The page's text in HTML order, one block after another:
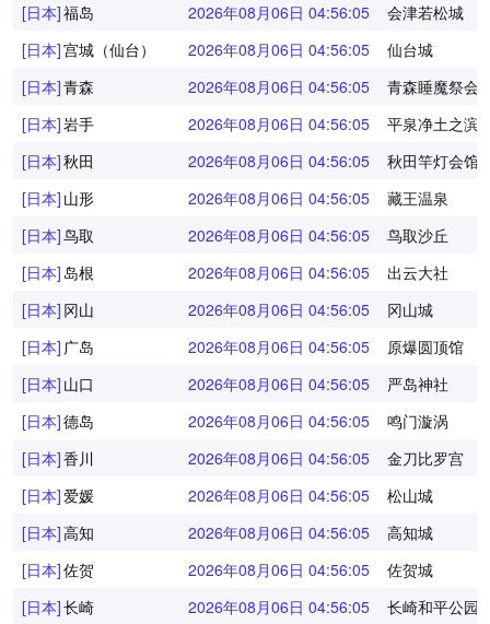
[日本]福岛 2026年08月06日 04:56:05
会津若松城
[日本]宫城（仙台） 2026年08月06日 04:56:05
仙台城
[日本]青森 2026年08月06日 04:56:05
青森睡魔祭会
[日本]岩手 2026年08月06日 04:56:05
平泉净土之滨
[日本]秋田 2026年08月06日 04:56:05
秋田竿灯会馆
[日本] 山形 2026年08月06日 04:56:05
藏王温泉
[日本]鸟取 2026年08月06日 04:56:05
鸟取沙丘
[日本] 岛根 2026年08月06日 04:56:05
出云大社
[日本] 冈山 2026年08月06日 04:56:05
冈山城
[日本] 广岛 2026年08月06日 04:56:05
原爆圆顶馆
[日本] 山口 2026年08月06日 04:56:05
严岛神社
[日本]德岛 2026年08月06日 04:56:05
鸣门漩涡
[日本]香川 2026年08月06日 04:56:05
金刀比罗宫
[日本]爱媛 2026年08月06日 04:56:05
松山城
[日本]高知 2026年08月06日 04:56:05
高知城
[日本]佐贺 2026年08月06日 04:56:05
佐贺城
[日本]长崎 2026年08月06日 04:56:05
长崎和平公园